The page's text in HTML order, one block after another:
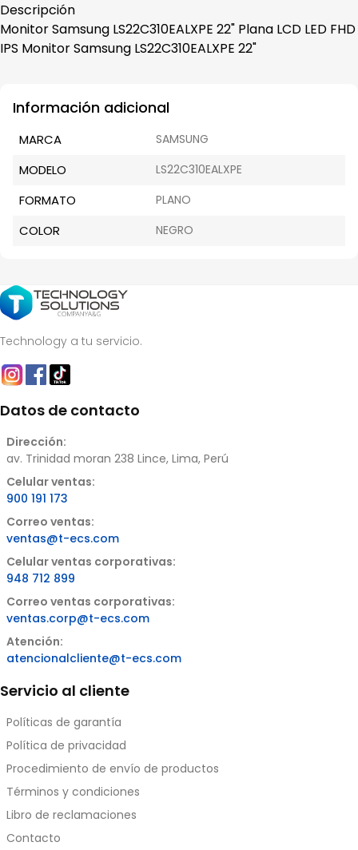
Descripción
Monitor Samsung LS22C310EALXPE 22" Plana LCD LED FHD
IPS Monitor Samsung LS22C310EALXPE 22"
Información adicional
MARCA SAMSUNG
MODELO LS22C310EALXPE
FORMATO PLANO
COLOR NEGRO
Technology a tu servicio.
Datos de contacto
Dirección:
av. Trinidad moran 238 Lince, Lima, Perú
Celular ventas:
900 191 173
Correo ventas:
ventas@t-ecs.com
Celular ventas corporativas:
948 712 899
Correo ventas corporativas:
ventas.corp@t-ecs.com
Atención:
atencionalcliente@t-ecs.com
Servicio al cliente
Políticas de garantía
Política de privacidad
Procedimiento de envío de productos
Términos y condiciones
Libro de reclamaciones
Contacto